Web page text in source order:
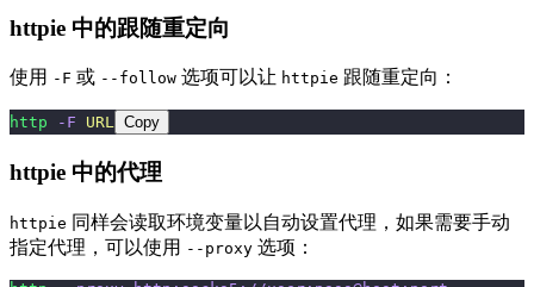
httpie 中的跟随重定向
使用 -F 或 --follow 选项可以让 httpie 跟随重定向：
http -F URL Copy
httpie 中的代理
httpie 同样会读取环境变量以自动设置代理，如果需要手动
指定代理，可以使用 --proxy 选项：